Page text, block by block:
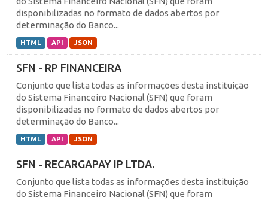
disponibilizadas no formato de dados abertos por
determinação do Banco...
HTML API JSON
SFN - RP FINANCEIRA
Conjunto que lista todas as informações desta instituição
do Sistema Financeiro Nacional (SFN) que foram
disponibilizadas no formato de dados abertos por
determinação do Banco...
HTML API JSON
SFN - RECARGAPAY IP LTDA.
Conjunto que lista todas as informações desta instituição
do Sistema Financeiro Nacional (SFN) que foram